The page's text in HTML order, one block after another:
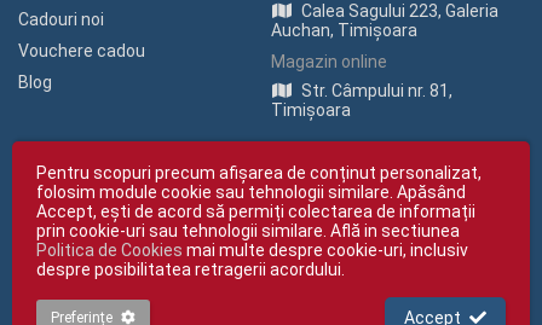
Cadouri noi
Vouchere cadou
Blog
Calea Sagului 223, Galeria
Auchan, Timișoara
Magazin online
Str. Câmpului nr. 81,
Timișoara
Copyright © giftexpress.ro | Toate drepturile rezervate
giftexpress.ro aparține de Fun Design SRL (CUI RO 15651694, Nr. Reg. Com.
giftexpress.ro folosește cookie-uri. Prețurile afișate includ TVA
Pentru scopuri precum afișarea de conținut personalizat,
folosim module cookie sau tehnologii similare. Apăsând
Accept, ești de acord să permiți colectarea de informații
prin cookie-uri sau tehnologii similare. Află in sectiunea
Politica de Cookies mai multe despre cookie-uri, inclusiv
despre posibilitatea retragerii acordului.
Preferințe Accept